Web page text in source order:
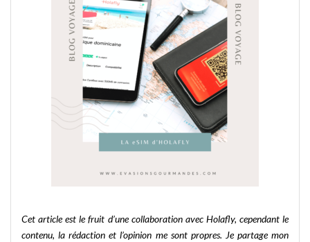
Cet article est le fruit d’une collaboration avec Holafly, cependant le
contenu, la rédaction et l’opinion me sont propres. Je partage mon